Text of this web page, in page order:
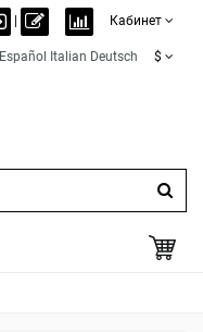
Кабинет
Español Italian Deutsch $